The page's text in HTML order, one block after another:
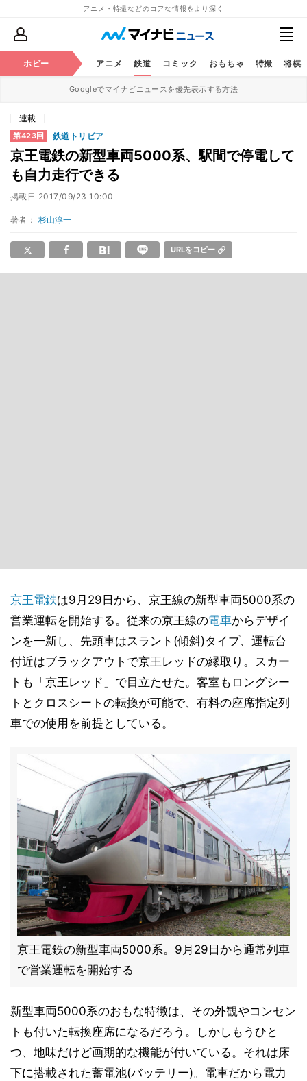
アニメ・特撮などのコアな情報をより深く
ホビー アニメ 鉄道 コミック おもちゃ 特撮 将棋
Googleでマイナビニュースを優先表示する方法
連載
第423回 鉄道トリビア
京王電鉄の新型車両5000系、駅間で停電して
も自力走行できる
掲載日 2017/09/23 10:00
著者： 杉山淳一
URLをコピー
京王電鉄は9月29日から、京王線の新型車両5000系の
営業運転を開始する。従来の京王線の電車からデザイ
ンを一新し、先頭車はスラント(傾斜)タイプ、運転台
付近はブラックアウトで京王レッドの縁取り。スカー
トも「京王レッド」で目立たせた。客室もロングシー
トとクロスシートの転換が可能で、有料の座席指定列
車での使用を前提としている。
京王電鉄の新型車両5000系。9月29日から通常列車
で営業運転を開始する
新型車両5000系のおもな特徴は、その外観やコンセン
トも付いた転換座席になるだろう。しかしもうひと
つ、地味だけど画期的な機能が付いている。それは床
下に搭載された蓄電池(バッテリー)。電車だから電力